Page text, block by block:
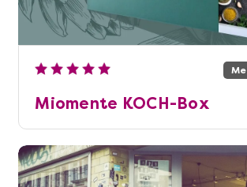
Miomente KOCH-Box